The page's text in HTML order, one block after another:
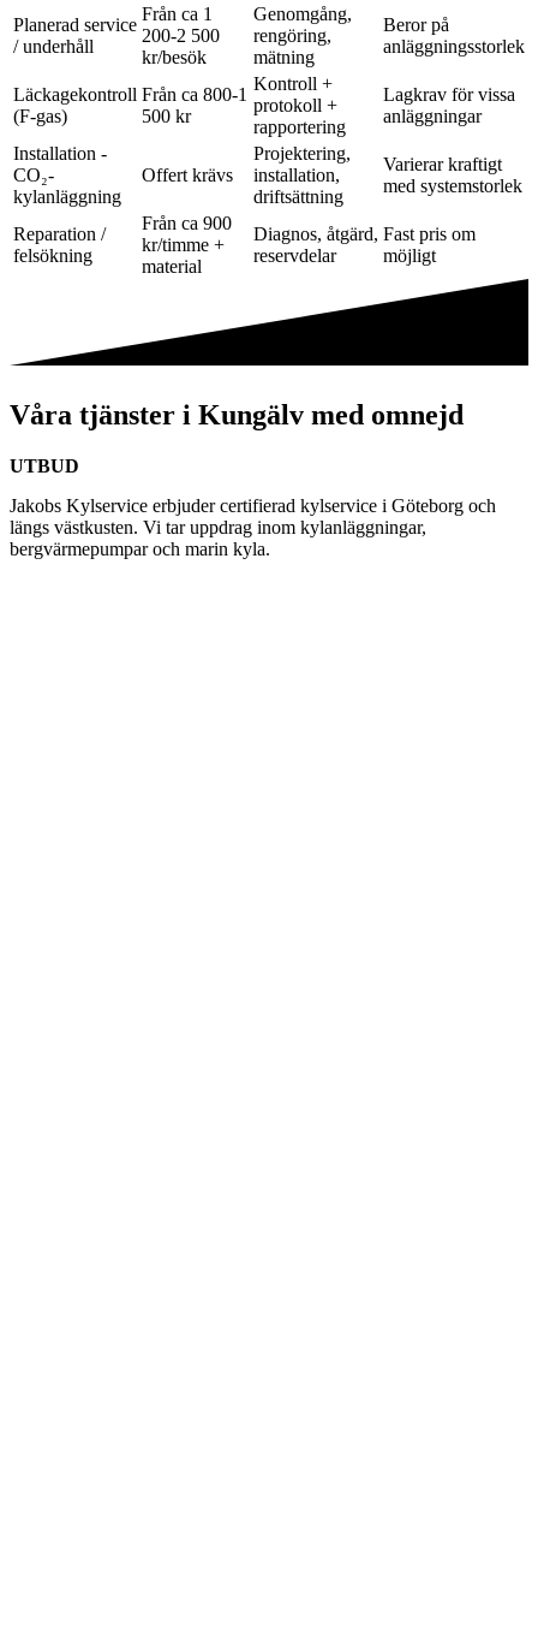
Planerad service
/ underhåll
Från ca 1
200-2 500
kr/besök
Genomgång,
rengöring,
mätning
Beror på
anläggningsstorlek
Läckagekontroll
(F-gas)
Från ca 800-1
500 kr
Kontroll +
protokoll +
rapportering
Lagkrav för vissa
anläggningar
Installation -
CO₂-
kylanläggning
Offert krävs
Projektering,
installation,
driftsättning
Varierar kraftigt
med systemstorlek
Reparation /
felsökning
Från ca 900
kr/timme +
material
Diagnos, åtgärd,
reservdelar
Fast pris om
möjligt
Våra tjänster i Kungälv med omnejd
UTBUD
Jakobs Kylservice erbjuder certifierad kylservice i Göteborg och
längs västkusten. Vi tar uppdrag inom kylanläggningar,
bergvärmepumpar och marin kyla.